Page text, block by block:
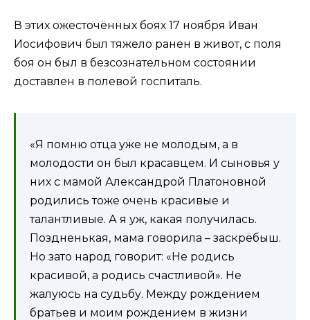
В этих ожесточённых боях 17 ноября Иван
Иосифович был тяжело ранен в живот, с поля
боя он был в безсознательном состоянии
доставлен в полевой госпиталь.
«Я помню отца уже не молодым, а в
молодости он был красавцем. И сыновья у
них с мамой Александрой Платоновной
родились тоже очень красивые и
талантливые. А я уж, какая получилась.
Поздненькая, мама говорила – заскрёбыш.
Но зато народ говорит: «Не родись
красивой, а родись счастливой». Не
жалуюсь на судьбу. Между рождением
братьев и моим рождением в жизни